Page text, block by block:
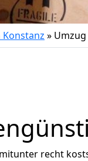
»
recht